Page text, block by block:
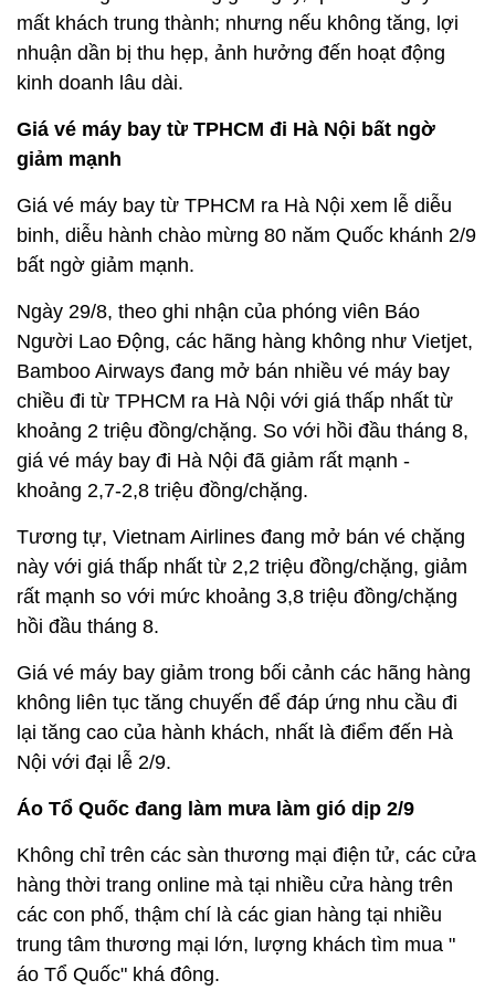
mất khách trung thành; nhưng nếu không tăng, lợi
nhuận dần bị thu hẹp, ảnh hưởng đến hoạt động
kinh doanh lâu dài.
Giá vé máy bay từ TPHCM đi Hà Nội bất ngờ
giảm mạnh
Giá vé máy bay từ TPHCM ra Hà Nội xem lễ diễu
binh, diễu hành chào mừng 80 năm Quốc khánh 2/9
bất ngờ giảm mạnh.
Ngày 29/8, theo ghi nhận của phóng viên Báo
Người Lao Động, các hãng hàng không như Vietjet,
Bamboo Airways đang mở bán nhiều vé máy bay
chiều đi từ TPHCM ra Hà Nội với giá thấp nhất từ
khoảng 2 triệu đồng/chặng. So với hồi đầu tháng 8,
giá vé máy bay đi Hà Nội đã giảm rất mạnh -
khoảng 2,7-2,8 triệu đồng/chặng.
Tương tự, Vietnam Airlines đang mở bán vé chặng
này với giá thấp nhất từ 2,2 triệu đồng/chặng, giảm
rất mạnh so với mức khoảng 3,8 triệu đồng/chặng
hồi đầu tháng 8.
Giá vé máy bay giảm trong bối cảnh các hãng hàng
không liên tục tăng chuyến để đáp ứng nhu cầu đi
lại tăng cao của hành khách, nhất là điểm đến Hà
Nội với đại lễ 2/9.
Áo Tổ Quốc đang làm mưa làm gió dịp 2/9
Không chỉ trên các sàn thương mại điện tử, các cửa
hàng thời trang online mà tại nhiều cửa hàng trên
các con phố, thậm chí là các gian hàng tại nhiều
trung tâm thương mại lớn, lượng khách tìm mua "
áo Tổ Quốc" khá đông.